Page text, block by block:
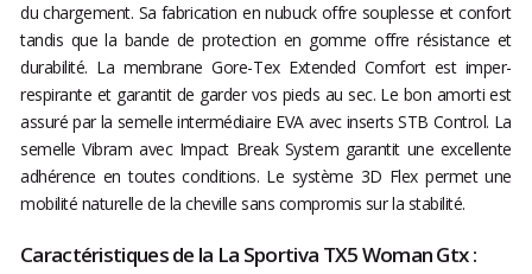
du chargement. Sa fabrication en nubuck offre souplesse et confort
tandis que la bande de protection en gomme offre résistance et
durabilité. La membrane Gore-Tex Extended Comfort est imper-
respirante et garantit de garder vos pieds au sec. Le bon amorti est
assuré par la semelle intermédiaire EVA avec inserts STB Control. La
semelle Vibram avec Impact Break System garantit une excellente
adhérence en toutes conditions. Le système 3D Flex permet une
mobilité naturelle de la cheville sans compromis sur la stabilité.
Caractéristiques de la La Sportiva TX5 Woman Gtx :